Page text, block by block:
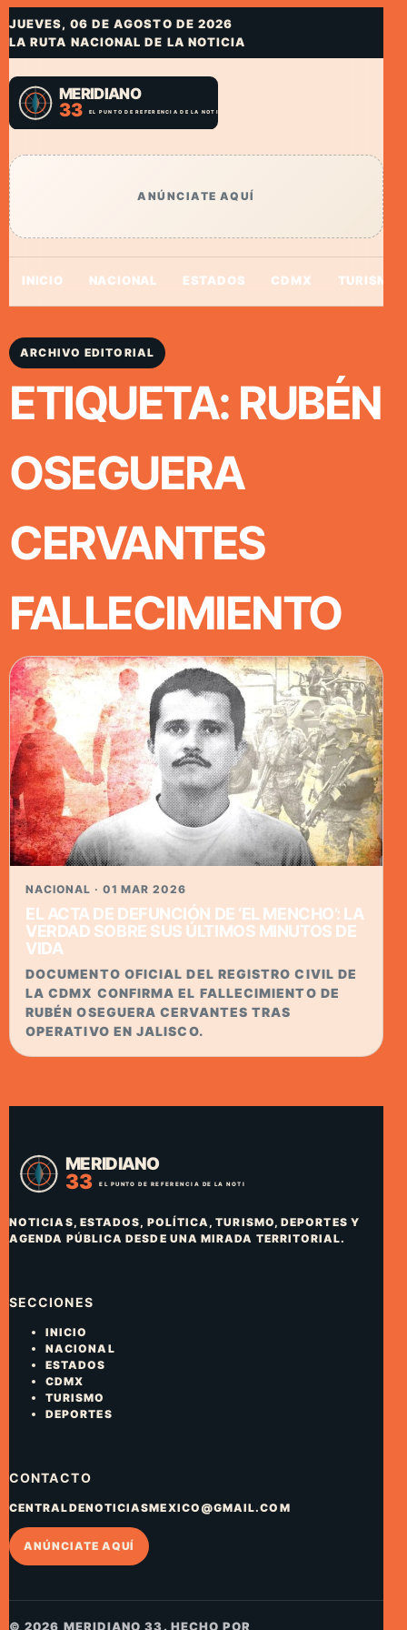
JUEVES, 06 DE AGOSTO DE 2026
LA RUTA NACIONAL DE LA NOTICIA
ANÚNCIATE AQUÍ
INICIO NACIONAL ESTADOS CDMX TURISMO
ARCHIVO EDITORIAL
ETIQUETA: RUBÉN
OSEGUERA
CERVANTES
FALLECIMIENTO
NACIONAL · 01 MAR 2026
EL ACTA DE DEFUNCIÓN DE ‘EL MENCHO’: LA
VERDAD SOBRE SUS ÚLTIMOS MINUTOS DE
VIDA
DOCUMENTO OFICIAL DEL REGISTRO CIVIL DE
LA CDMX CONFIRMA EL FALLECIMIENTO DE
RUBÉN OSEGUERA CERVANTES TRAS
OPERATIVO EN JALISCO.
NOTICIAS, ESTADOS, POLÍTICA, TURISMO, DEPORTES Y
AGENDA PÚBLICA DESDE UNA MIRADA TERRITORIAL.
SECCIONES
INICIO
NACIONAL
ESTADOS
CDMX
TURISMO
DEPORTES
CONTACTO
CENTRALDENOTICIASMEXICO@GMAIL.COM
ANÚNCIATE AQUÍ
© 2026 MERIDIANO 33. HECHO POR